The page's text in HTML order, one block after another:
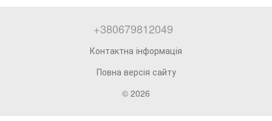
+380679812049
Контактна інформація
Повна версія сайту
© 2026